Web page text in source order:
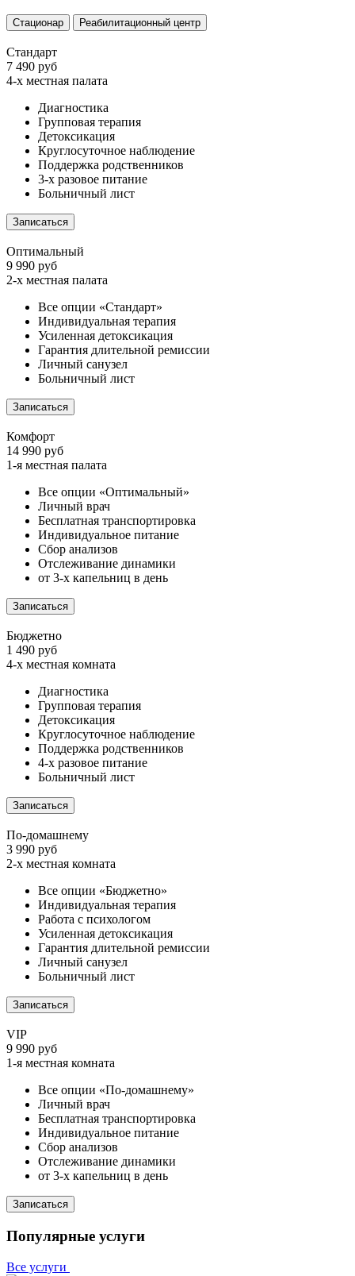
Стационар Реабилитационный центр
Стандарт
7 490 руб
4-х местная палата
Диагностика
Групповая терапия
Детоксикация
Круглосуточное наблюдение
Поддержка родственников
3-х разовое питание
Больничный лист
Записаться
Оптимальный
9 990 руб
2-х местная палата
Все опции «Стандарт»
Индивидуальная терапия
Усиленная детоксикация
Гарантия длительной ремиссии
Личный санузел
Больничный лист
Записаться
Комфорт
14 990 руб
1-я местная палата
Все опции «Оптимальный»
Личный врач
Бесплатная транспортировка
Индивидуальное питание
Сбор анализов
Отслеживание динамики
от 3-х капельниц в день
Записаться
Бюджетно
1 490 руб
4-х местная комната
Диагностика
Групповая терапия
Детоксикация
Круглосуточное наблюдение
Поддержка родственников
4-х разовое питание
Больничный лист
Записаться
По-домашнему
3 990 руб
2-х местная комната
Все опции «Бюджетно»
Индивидуальная терапия
Работа с психологом
Усиленная детоксикация
Гарантия длительной ремиссии
Личный санузел
Больничный лист
Записаться
VIP
9 990 руб
1-я местная комната
Все опции «По-домашнему»
Личный врач
Бесплатная транспортировка
Индивидуальное питание
Сбор анализов
Отслеживание динамики
от 3-х капельниц в день
Записаться
Популярные услуги
Все услуги